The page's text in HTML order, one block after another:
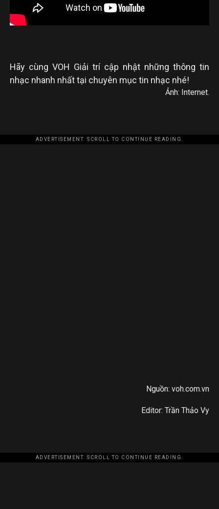
Hãy cùng VOH Giải trí cập nhật những thông tin
nhạc nhanh nhất tại chuyên mục tin nhạc nhé!
Ảnh: Internet.
ADVERTISEMENT. SCROLL TO CONTINUE READING.
Nguồn: voh.com.vn
Editor: Trần Thảo Vy
ADVERTISEMENT. SCROLL TO CONTINUE READING.